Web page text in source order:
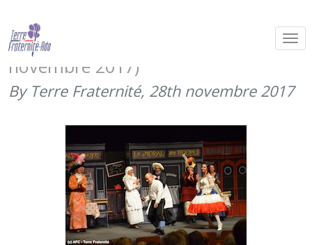
« Ca peut servir » par le Moral des
troupe à l’école militaire (27
novembre 2017)
By Terre Fraternité, 28th novembre 2017